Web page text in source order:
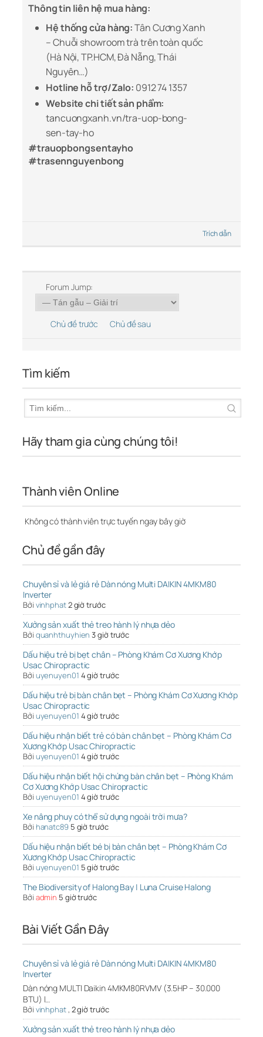
Thông tin liên hệ mua hàng:
Hệ thống cửa hàng:Tân Cương Xanh
– Chuỗi showroom trà trên toàn quốc
(Hà Nội, TP.HCM, Đà Nẵng, Thái
Nguyên…)
Hotline hỗ trợ/Zalo: 0912 74 1357
Website chi tiết sản phẩm:
tancuongxanh.vn/tra-uop-bong-
sen-tay-ho
#trauopbongsentayho
#trasennguyenbong
Trích dẫn
Forum Jump:
Chủ đề trước Chủ đề sau
Tìm kiếm
Hãy tham gia cùng chúng tôi!
Thành viên Online
Không có thành viên trực tuyến ngay bây giờ
Chủ đề gần đây
Chuyên sỉ và lẻ giá rẻ Dàn nóng Multi DAIKIN 4MKM80
Inverter
Bởi vinhphat2 giờ trước
Xưởng sản xuất thẻ treo hành lý nhựa dẻo
Bởi quanhthuyhien 3 giờ trước
Dấu hiệu trẻ bị bẹt chân – Phòng Khám Cơ Xương Khớp
Usac Chiropractic
Bởi uyenuyen01 4 giờ trước
Dấu hiệu trẻ bị bàn chân bẹt – Phòng Khám Cơ Xương Khớp
Usac Chiropractic
Bởi uyenuyen01 4 giờ trước
Dấu hiệu nhận biết trẻ có bàn chân bẹt – Phòng Khám Cơ
Xương Khớp Usac Chiropractic
Bởi uyenuyen01 4 giờ trước
Dấu hiệu nhận biết hội chứng bàn chân bẹt – Phòng Khám
Cơ Xương Khớp Usac Chiropractic
Bởi uyenuyen01 4 giờ trước
Xe nâng phuy có thể sử dụng ngoài trời mưa?
Bởi hanatc89 5 giờ trước
Dấu hiệu nhận biết bé bị bàn chân bẹt – Phòng Khám Cơ
Xương Khớp Usac Chiropractic
Bởi uyenuyen01 5 giờ trước
The Biodiversity of Halong Bay | Luna Cruise Halong
Bởi admin 5 giờ trước
Bài Viết Gần Đây
Chuyên sỉ và lẻ giá rẻ Dàn nóng Multi DAIKIN 4MKM80
Inverter
Dàn nóng MULTI Daikin 4MKM80RVMV (3.5HP – 30.000
BTU) l…
Bởi vinhphat, 2 giờ trước
Xưởng sản xuất thẻ treo hành lý nhựa dẻo